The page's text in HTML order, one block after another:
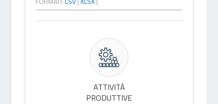
ATTIVITÀ
PRODUTTIVE